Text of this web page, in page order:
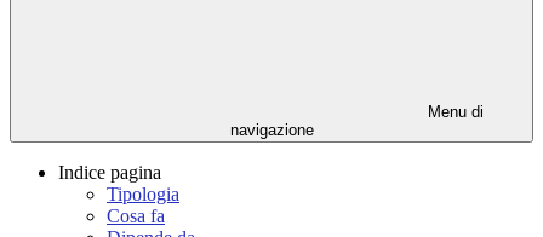
Menu di
navigazione
Indice pagina
Tipologia
Cosa fa